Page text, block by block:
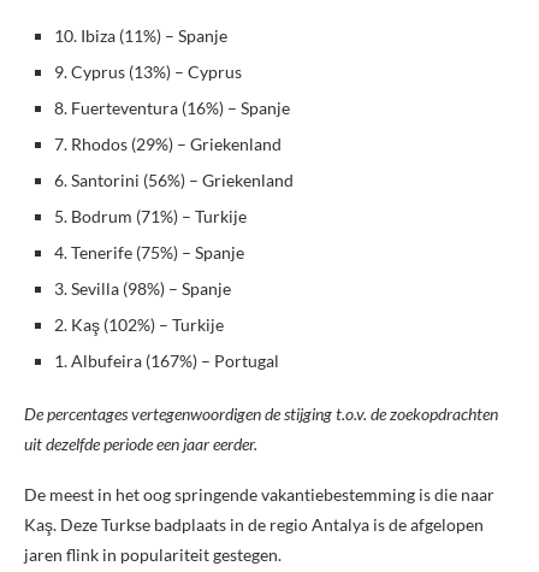
10. Ibiza (11%) – Spanje
9. Cyprus (13%) – Cyprus
8. Fuerteventura (16%) – Spanje
7. Rhodos (29%) – Griekenland
6. Santorini (56%) – Griekenland
5. Bodrum (71%) – Turkije
4. Tenerife (75%) – Spanje
3. Sevilla (98%) – Spanje
2. Kaş (102%) – Turkije
1. Albufeira (167%) – Portugal
De percentages vertegenwoordigen de stijging t.o.v. de zoekopdrachten
uit dezelfde periode een jaar eerder.
De meest in het oog springende vakantiebestemming is die naar
Kaş. Deze Turkse badplaats in de regio Antalya is de afgelopen
jaren flink in populariteit gestegen.